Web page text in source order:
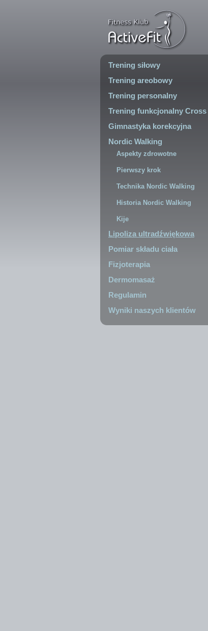
Trening siłowy
Trening areobowy
Trening personalny
Trening funkcjonalny Cross
Gimnastyka korekcyjna
Nordic Walking
Aspekty zdrowotne
Pierwszy krok
Technika Nordic Walking
Historia Nordic Walking
Kije
Lipoliza ultradźwiękowa
Pomiar składu ciała
Fizjoterapia
Dermomasaż
Regulamin
Wyniki naszych klientów